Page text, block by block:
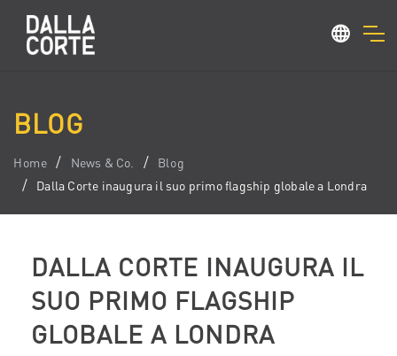
BLOG
Home News & Co.
Blog
Dalla Corte inaugura il suo primo flagship globale a Londra
DALLA CORTE INAUGURA IL
SUO PRIMO FLAGSHIP
GLOBALE A LONDRA